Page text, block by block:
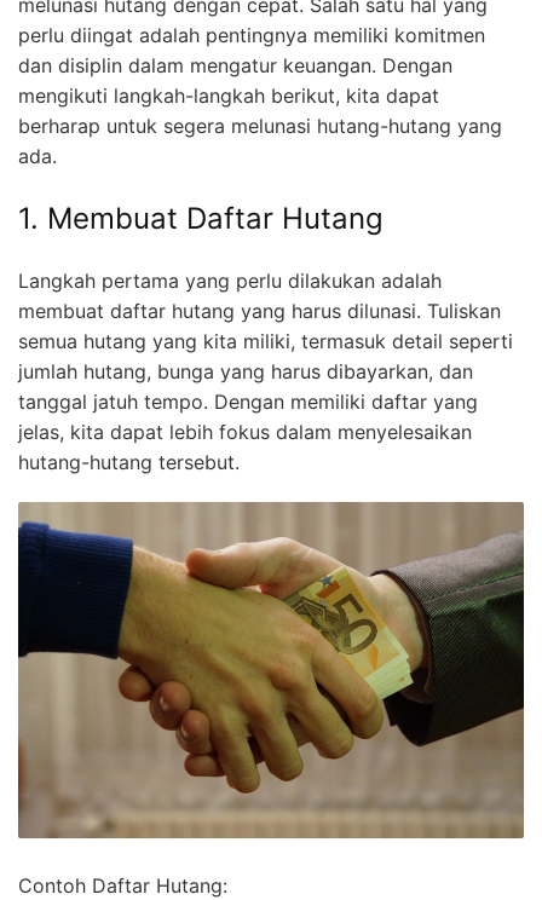
melunasi hutang dengan cepat. Salah satu hal yang
perlu diingat adalah pentingnya memiliki komitmen
dan disiplin dalam mengatur keuangan. Dengan
mengikuti langkah-langkah berikut, kita dapat
berharap untuk segera melunasi hutang-hutang yang
ada.
1. Membuat Daftar Hutang
Langkah pertama yang perlu dilakukan adalah
membuat daftar hutang yang harus dilunasi. Tuliskan
semua hutang yang kita miliki, termasuk detail seperti
jumlah hutang, bunga yang harus dibayarkan, dan
tanggal jatuh tempo. Dengan memiliki daftar yang
jelas, kita dapat lebih fokus dalam menyelesaikan
hutang-hutang tersebut.
Contoh Daftar Hutang: